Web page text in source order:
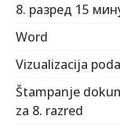
8. разред 15
Word
Vizualizacija
Štampanje
za 8. razred